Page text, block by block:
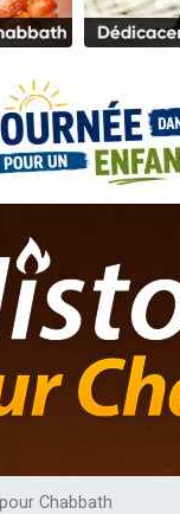
4
Il
4
3
Odaya
3
2
13
30
Il
12
29
Chabbath